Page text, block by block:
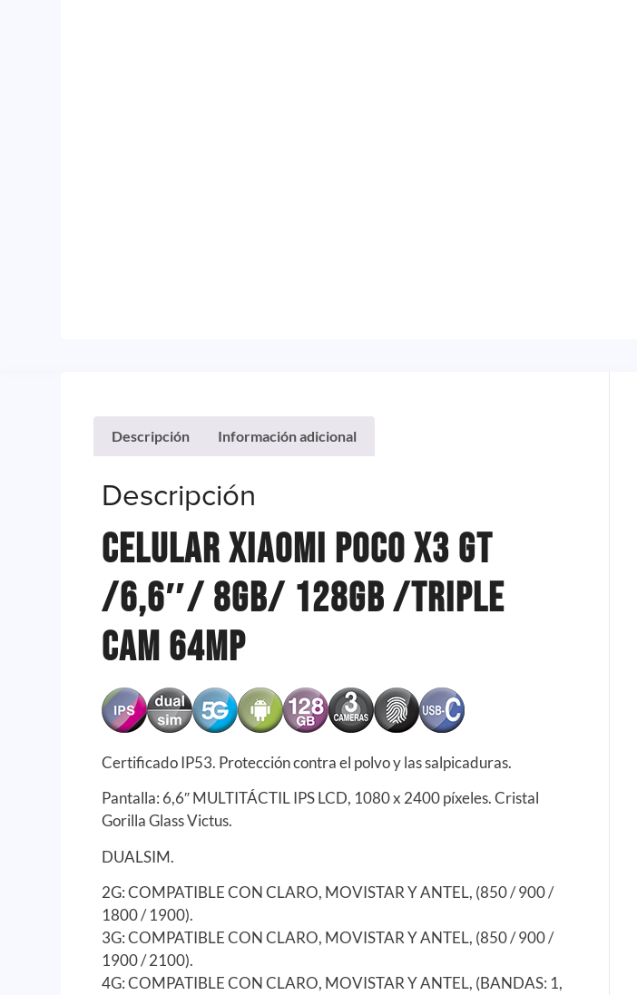
Descripción Información adicional
Descripción
Celular Xiaomi Poco X3 Gt
/6,6″/ 8Gb/ 128Gb /Triple
Cam 64mp
Certificado IP53. Protección contra el polvo y las salpicaduras.
Pantalla: 6,6″ MULTITÁCTIL IPS LCD, 1080 x 2400 píxeles. Cristal
Gorilla Glass Victus.
DUALSIM.
2G: COMPATIBLE CON CLARO, MOVISTAR Y ANTEL, (850 / 900 /
1800 / 1900).
3G: COMPATIBLE CON CLARO, MOVISTAR Y ANTEL, (850 / 900 /
1900 / 2100).
4G: COMPATIBLE CON CLARO, MOVISTAR Y ANTEL, (BANDAS: 1,